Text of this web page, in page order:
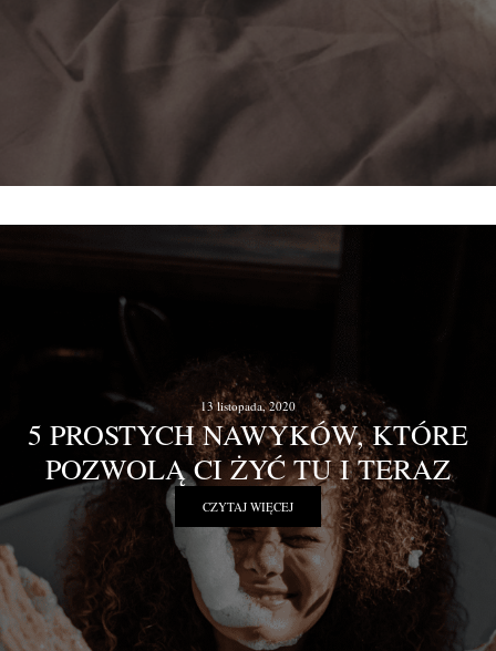
13 listopada, 2020
5 PROSTYCH NAWYKÓW, KTÓRE
POZWOLĄ CI ŻYĆ TU I TERAZ
CZYTAJ WIĘCEJ